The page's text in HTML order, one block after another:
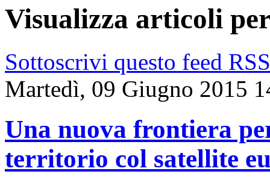
Visualizza articoli
Sottoscrivi questo feed RSS
Martedì, 09 Giugno 2015
Una nuova frontiera
territorio col satellite